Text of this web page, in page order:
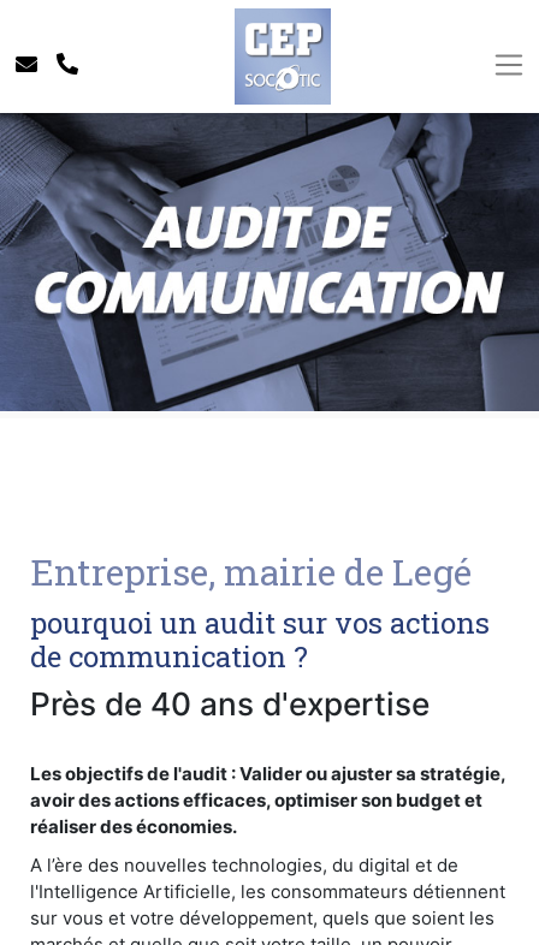
Entreprise, mairie de Legé
pourquoi un audit sur vos actions
de communication ?
Près de 40 ans d'expertise
Les objectifs de l'audit : Valider ou ajuster sa stratégie,
avoir des actions efficaces, optimiser son budget et
réaliser des économies.
A l’ère des nouvelles technologies, du digital et de
l'Intelligence Artificielle, les consommateurs détiennent
sur vous et votre développement, quels que soient les